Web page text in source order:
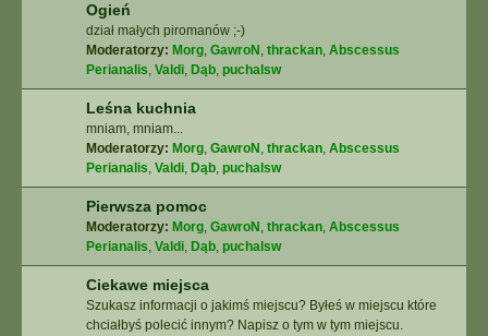
Ogień
dział małych piromanów ;-)
Moderatorzy: Morg, GawroN , thrackan, Abscessus
Perianalis, Valdi, Dąb, puchalsw
Leśna kuchnia
mniam, mniam...
Moderatorzy: Morg, GawroN , thrackan, Abscessus
Perianalis, Valdi, Dąb, puchalsw
Pierwsza pomoc
Moderatorzy: Morg, GawroN , thrackan, Abscessus
Perianalis, Valdi, Dąb, puchalsw
Ciekawe miejsca
Szukasz informacji o jakimś miejscu? Byłeś w miejscu które
chciałbyś polecić innym? Napisz o tym w tym miejscu.